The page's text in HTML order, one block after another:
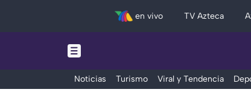
en vivo TV Azteca
Noticias Turismo Viral y Tendencia